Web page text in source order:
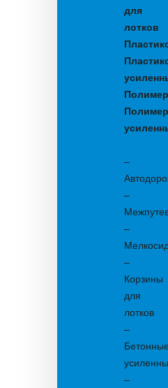
для
лотков
–
–
–
–
Корзины
для
лотков
–
Бетонные
–